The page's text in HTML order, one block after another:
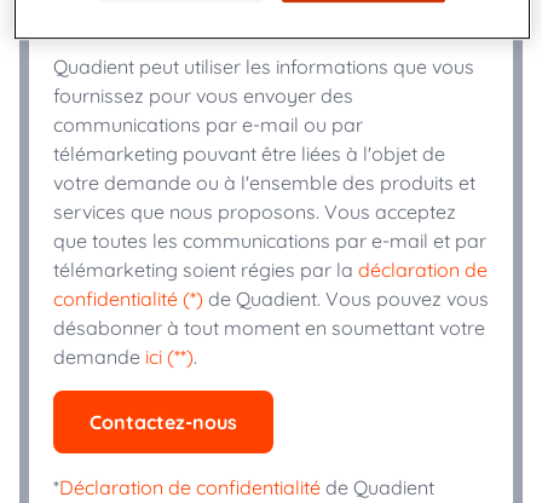
Quadient peut utiliser les informations que vous
fournissez pour vous envoyer des
communications par e-mail ou par
télémarketing pouvant être liées à l'objet de
votre demande ou à l'ensemble des produits et
services que nous proposons. Vous acceptez
que toutes les communications par e-mail et par
télémarketing soient régies par la déclaration de
confidentialité (*) de Quadient. Vous pouvez vous
désabonner à tout moment en soumettant votre
demande ici (**).
Contactez-nous
*Déclaration de confidentialité de Quadient